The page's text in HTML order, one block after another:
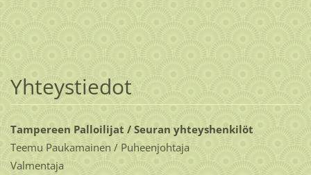
Yhteystiedot
Tampereen Palloilijat / Seuran yhteyshenkilöt
Teemu Paukamainen / Puheenjohtaja
Valmentaja